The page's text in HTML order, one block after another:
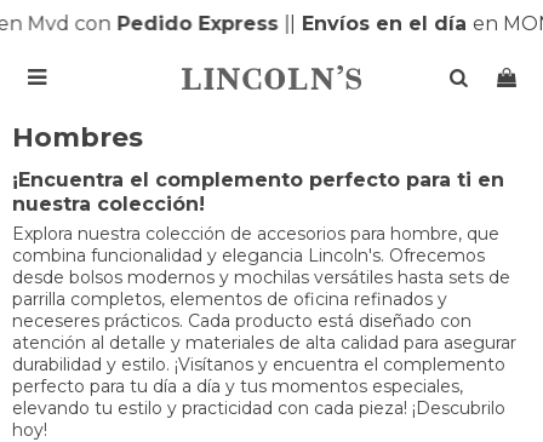
Mvd conPedido Express| Envíos en el díaen

Hombres
¡Encuentra el complemento perfecto para ti en
nuestra colección!
Explora nuestra colección de accesorios para hombre, que
combina funcionalidad y elegancia Lincoln's. Ofrecemos
desde bolsos modernos y mochilas versátiles hasta sets de
parrilla completos, elementos de oficina refinados y
neceseres prácticos. Cada producto está diseñado con
atención al detalle y materiales de alta calidad para asegurar
durabilidad y estilo. ¡Visítanos y encuentra el complemento
perfecto para tu día a día y tus momentos especiales,
elevando tu estilo y practicidad con cada pieza! ¡Descubrilo
hoy!